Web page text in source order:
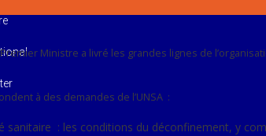
Ministre a livré les grandes lignes de
à des demandes de l’UNSA :
sanitaire : les conditions du déconfinement, y